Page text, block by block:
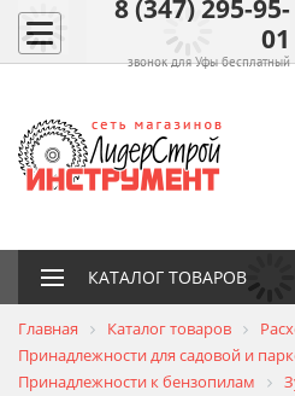
8 (347) 295-95-
01
звонок для Уфы бесплатный
КАТАЛОГ ТОВАРОВ
Главная Каталог товаров
Принадлежности для садовой и
Принадлежности к бензопилам